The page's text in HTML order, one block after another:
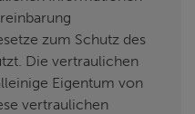
zum Schutz des
Die vertraulichen
Eigentum von
vertraulichen